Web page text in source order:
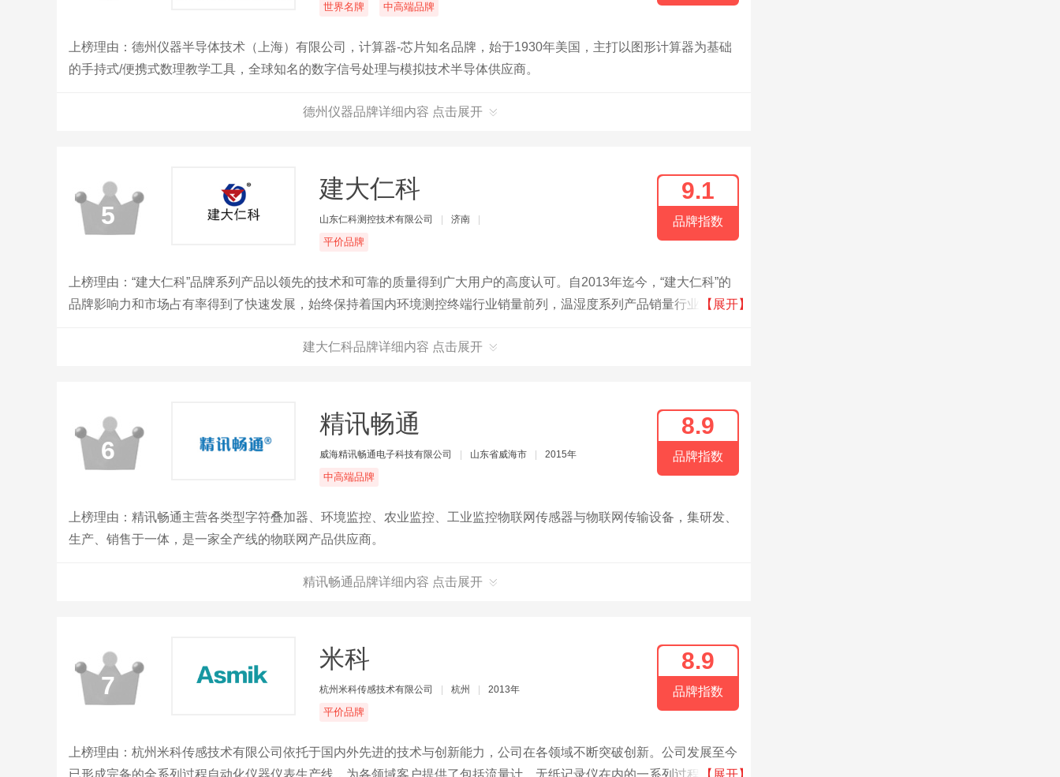
世界名牌 中高端品牌
上榜理由：德州仪器半导体技术（上海）有限公司，计算器-芯片知名品牌，始于1930年美国，主打以图形计算器为基础
的手持式/便携式数理教学工具，全球知名的数字信号处理与模拟技术半导体供应商。
德州仪器品牌详细内容 点击展开
5
建大仁科
山东仁科测控技术有限公司 济南
平价品牌
9.1
品牌指数
上榜理由：“建大仁科”品牌系列产品以领先的技术和可靠的质量得到广大用户的高度认可。自2013年迄今，“建大仁科”的
品牌影响力和市场占有率得到了快速发展，始终保持着国内环境测控终端行业销量前列，温湿度系列产品销量行业内遥遥
【展开】
建大仁科品牌详细内容 点击展开
6
精讯畅通
威海精讯畅通电子科技有限公司 山东省威海市 2015年
中高端品牌
8.9
品牌指数
上榜理由：精讯畅通主营各类型字符叠加器、环境监控、农业监控、工业监控物联网传感器与物联网传输设备，集研发、
生产、销售于一体，是一家全产线的物联网产品供应商。
精讯畅通品牌详细内容 点击展开
7
米科
杭州米科传感技术有限公司 杭州 2013年
平价品牌
8.9
品牌指数
上榜理由：杭州米科传感技术有限公司依托于国内外先进的技术与创新能力，公司在各领域不断突破创新。公司发展至今
已形成完备的全系列过程自动化仪器仪表生产线，为各领域客户提供了包括流量计、无纸记录仪在内的一系列过程自动化
【展开】